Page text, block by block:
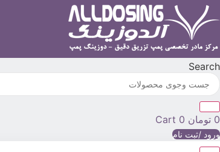
پرش
به
Search
0 تومان 0
Cart
ورود /ثبت نام